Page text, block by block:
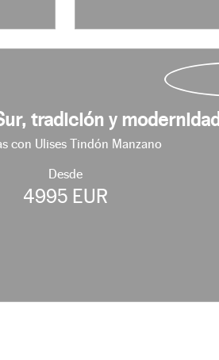
tradición y modernidad
con Ulises Tindón Manzano
Desde
4995 EUR